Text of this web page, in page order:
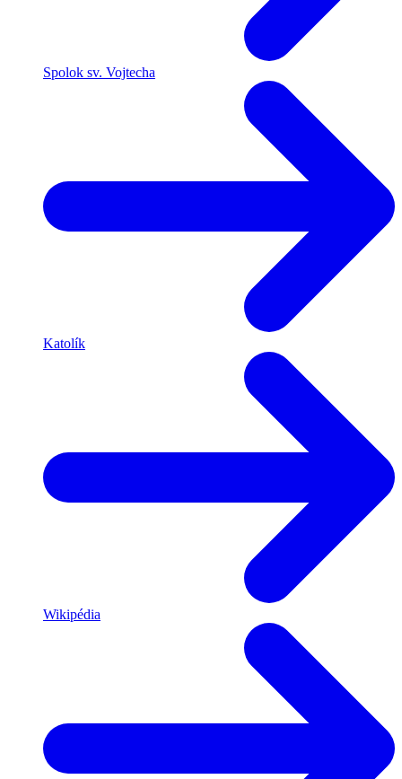
Spolok sv. Vojtecha
Katolík
Wikipédia